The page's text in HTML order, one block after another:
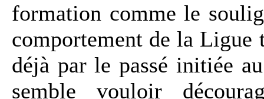
formation comme le
comportement de la Ligue
déjà par le passé initiée
semble vouloir